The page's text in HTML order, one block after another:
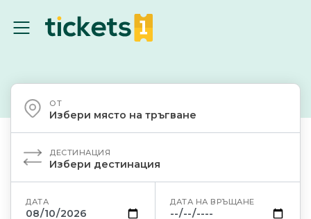
ОТ
Избери място на тръгване
ДЕСТИНАЦИЯ
Избери дестинация
ДАТА ДАТА НА ВРЪЩАНЕ